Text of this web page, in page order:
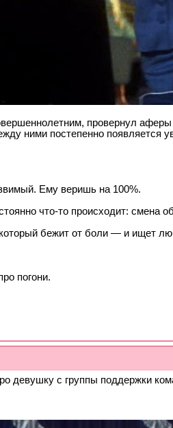
провернул
ними постепенно появляется
Ему веришь на 100%.
что-то происходит: смена
бежит от боли — и ищет
погони.
девушку с группы поддержки